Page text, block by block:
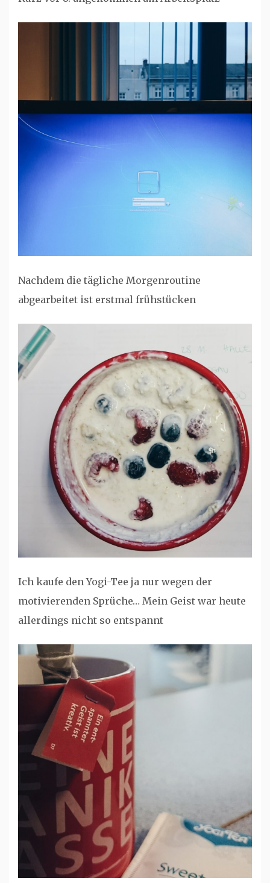
Nachdem die tägliche Morgenroutine
abgearbeitet ist erstmal frühstücken
Ich kaufe den Yogi-Tee ja nur wegen der
motivierenden Sprüche… Mein Geist war heute
allerdings nicht so entspannt